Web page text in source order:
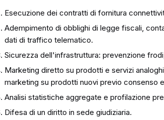
Esecuzione dei contratti di fornitura
Adempimento di obblighi di legge fiscali,
dati di traffico telematico.
Sicurezza dell'infrastruttura: prevenzione
Marketing diretto su prodotti e servizi
marketing su prodotti nuovi previo consenso
Analisi statistiche aggregate e profilazione
Difesa di un diritto in sede giudiziaria.